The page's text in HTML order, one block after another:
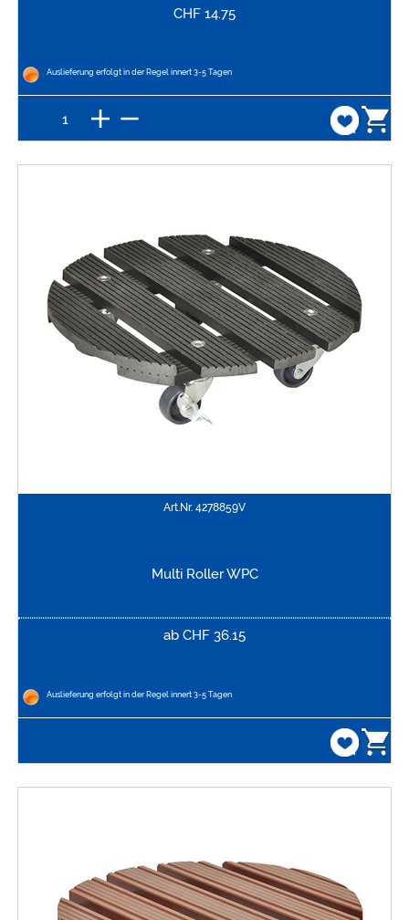
CHF 14.75
Auslieferung erfolgt in der Regel innert 3-5 Tagen
Art.Nr. 4278859V
Multi Roller WPC
ab CHF 36.15
Auslieferung erfolgt in der Regel innert 3-5 Tagen